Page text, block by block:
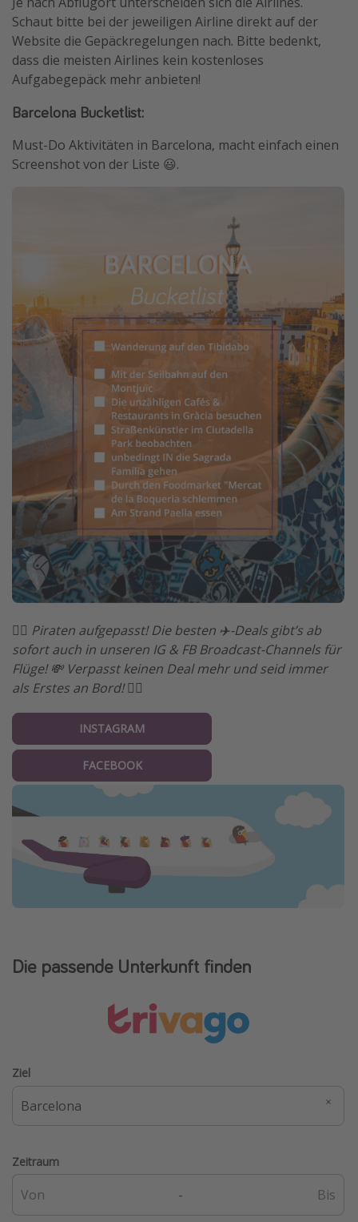
Schaut bitte bei der jeweiligen Airline direkt auf der
Website die Gepäckregelungen nach. Bitte bedenkt,
dass die meisten Airlines kein kostenloses
Aufgabegepäck mehr anbieten!
Barcelona Bucketlist:
Must-Do Aktivitäten in Barcelona, macht einfach einen
Screenshot von der Liste 😃.
🏴‍☠️ Piraten aufgepasst! Die besten ✈️-Deals gibt’s ab
sofort auch in unseren IG & FB Broadcast-Channels für
Flüge! 💸 Verpasst keinen Deal mehr und seid immer
als Erstes an Bord! 🏴‍☠️
INSTAGRAM
FACEBOOK
Die passende Unterkunft finden
Ziel
Zeitraum
-